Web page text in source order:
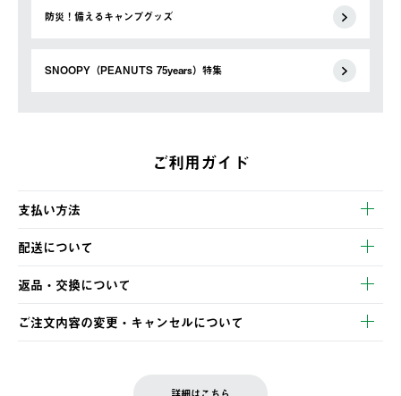
防災！備えるキャンプグッズ
SNOOPY（PEANUTS 75years）特集
ご利用ガイド
支払い方法
以下のいずれかの方法でお支払いいただけます。
・クレジットカード決済
・コンビニ決済
・Pay-easy決済
配送について
【発送スケジュール】
ご注文・ご入金完了より2営業日以内に商品を発送いたします。
土日祝の発送はございませんので、木曜日以降のご注文は週明け
の発送となる場合がございます。
返品・交換について
※お客様都合の場合
お客様都合の返品にかかる送料は、お客様ご負担とさせていただ
ご注文内容の変更・キャンセルについて
LOGOS FAMILY会員の方は、会員マイページ内 購入履歴画面に